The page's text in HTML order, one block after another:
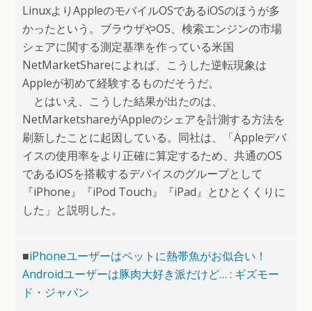
LinuxよりAppleのモバイルOSであるiOSのほうが多
かったという。ブラウザやOS、検索エンジンの市場
シェアに関する測定基準を作っている米国
NetMarketShareによれば、こうした逆転現象は
Appleが初めて経験するものだそうだ。
とはいえ、こうした結果が出たのは、
NetMarketshareがAppleのシェアを計測する方法を
刷新したことに起因している。同社は、「Appleデバ
イスの使用率をより正確に算定するため、共通のOS
であるiOSを搭載するデバイスのグループとして
『iPhone』『iPod Touch』『iPad』とひとくくりに
した」と説明した。
■iPhoneユーザーはペットに熱帯魚がお似合い！
Androidユーザーは豚肉大好き派だけど… : ギズモー
ド・ジャパン